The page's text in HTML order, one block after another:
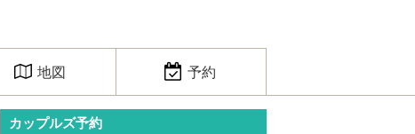
地図 予約
カップルズ予約